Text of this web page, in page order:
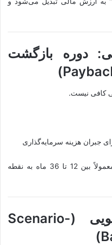
دوره بازگشت
پروژه‌های نرم‌افزاری سازمانی معمولاً بین 12 تا 36 ماه به نقطه
5. تحلیل سناریویی (Scenario-